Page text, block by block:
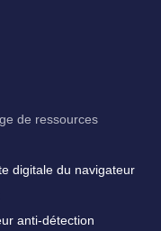
de ressources
digitale du navigateur
anti-détection